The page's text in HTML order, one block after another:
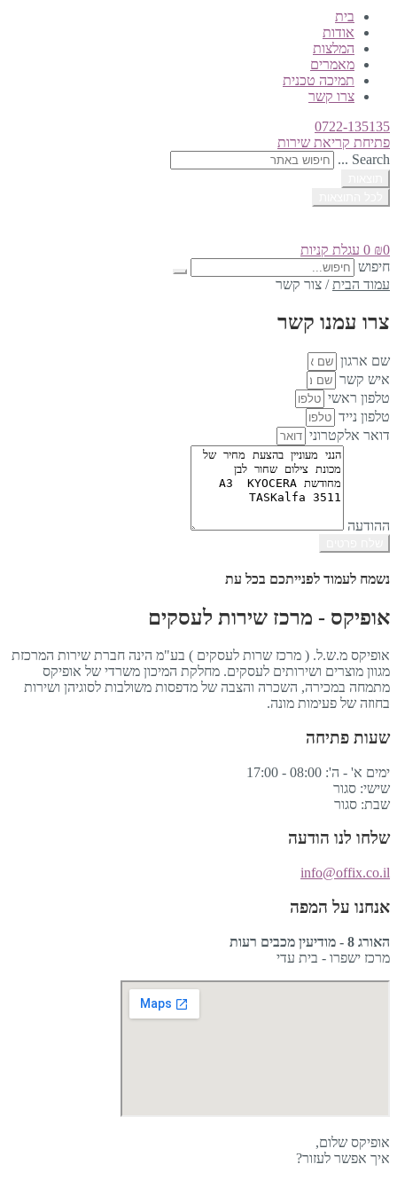
בית
אודות
המלצות
מאמרים
תמיכה טכנית
צרו קשר
0722-135135
פתיחת קריאת שירות
Search ...
₪0
0 עגלת קניות
חיפוש
עמוד הבית / צור קשר
צרו עמנו קשר
שם ארגון
איש קשר
טלפון ראשי
טלפון נייד
דואר אלקטרוני
ההודעה
נשמח לעמוד לפנייתכם בכל עת
אופיקס - מרכז שירות לעסקים
אופיקס מ.ש.ל. ( מרכז שרות לעסקים ) בע"מ הינה חברת שירות המרכזת
מגוון מוצרים ושירותים לעסקים. מחלקת המיכון משרדי של אופיקס
מתמחה במכירה, השכרה והצבה של מדפסות משולבות לסוגיהן ושירות
בחוזה של פעימות מונה.
שעות פתיחה
ימים א' - ה': 08:00 - 17:00
שישי: סגור
שבת: סגור
שלחו לנו הודעה
info@offix.co.il
אנחנו על המפה
האורג 8 - מודיעין מכבים רעות
מרכז ישפרו - בית עדי
אופיקס שלום,
איך אפשר לעזור?